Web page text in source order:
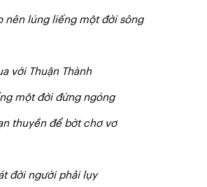
nên lúng liếng một đời sông
với Thuận Thành
một đời đứng ngóng
thuyền để bớt chơ vơ
đời người phải lụy